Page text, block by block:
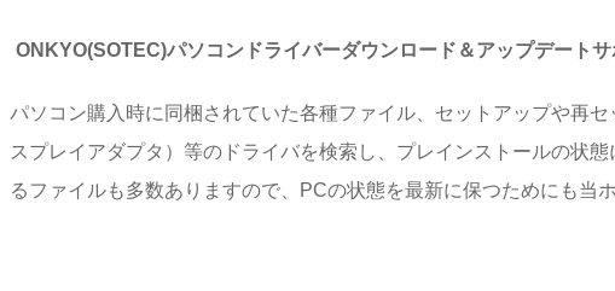
ONKYO(SOTEC)パソコンドライバーダウンロード＆アップデートサ
パソコン購入時に同梱されていた各種ファイル、セットアップや再
スプレイアダプタ）等のドライバを検索し、プレインストールの状
るファイルも多数ありますので、PCの状態を最新に保つためにも当